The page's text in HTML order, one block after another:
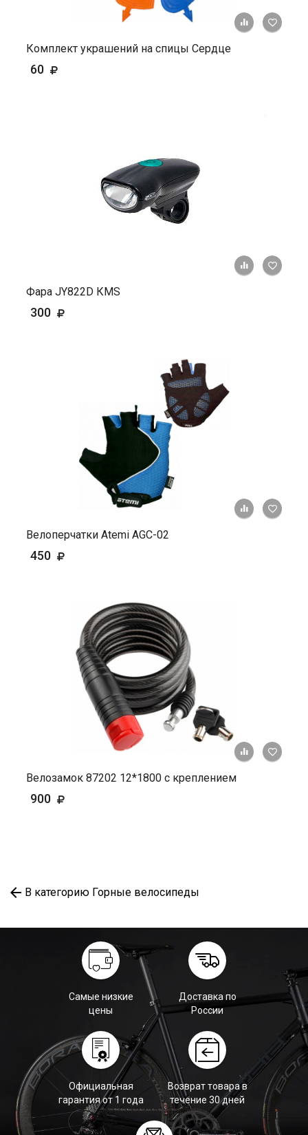
+ К
Комплект украшений на спицы Сердце
60
+ К
Фара JY822D КМS
300
+ К
Велоперчатки Atemi AGC-02
450
+ К
Велозамок 87202 12*1800 с креплением
900
В категорию Горные велосипеды
Самые низкие
цены
Доставка по
России
Официальная
гарантия от 1 года
Возврат товара в
течение 30 дней